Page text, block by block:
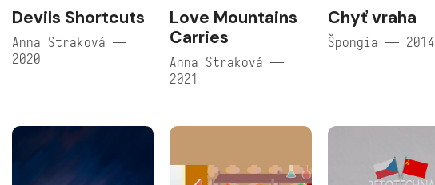
Devils Shortcuts
Anna Straková —
2020
Love Mountains
Carries
Anna Straková —
2021
Chyť vraha
Špongia — 2014